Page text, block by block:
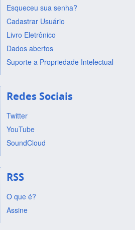
Esqueceu sua senha?
Cadastrar Usuário
Livro Eletrônico
Dados abertos
Suporte a Propriedade Intelectual
Redes Sociais
Twitter
YouTube
SoundCloud
RSS
O que é?
Assine